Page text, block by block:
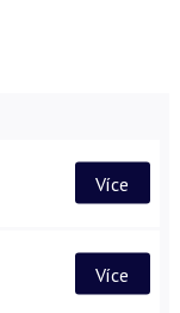
Více
Více